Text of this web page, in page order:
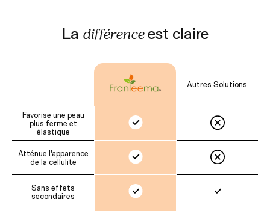
La différenceest claire
Autres Solutions
Favorise une peau
plus ferme et
élastique
Atténue l'apparence
de la cellulite
Sans effets
secondaires